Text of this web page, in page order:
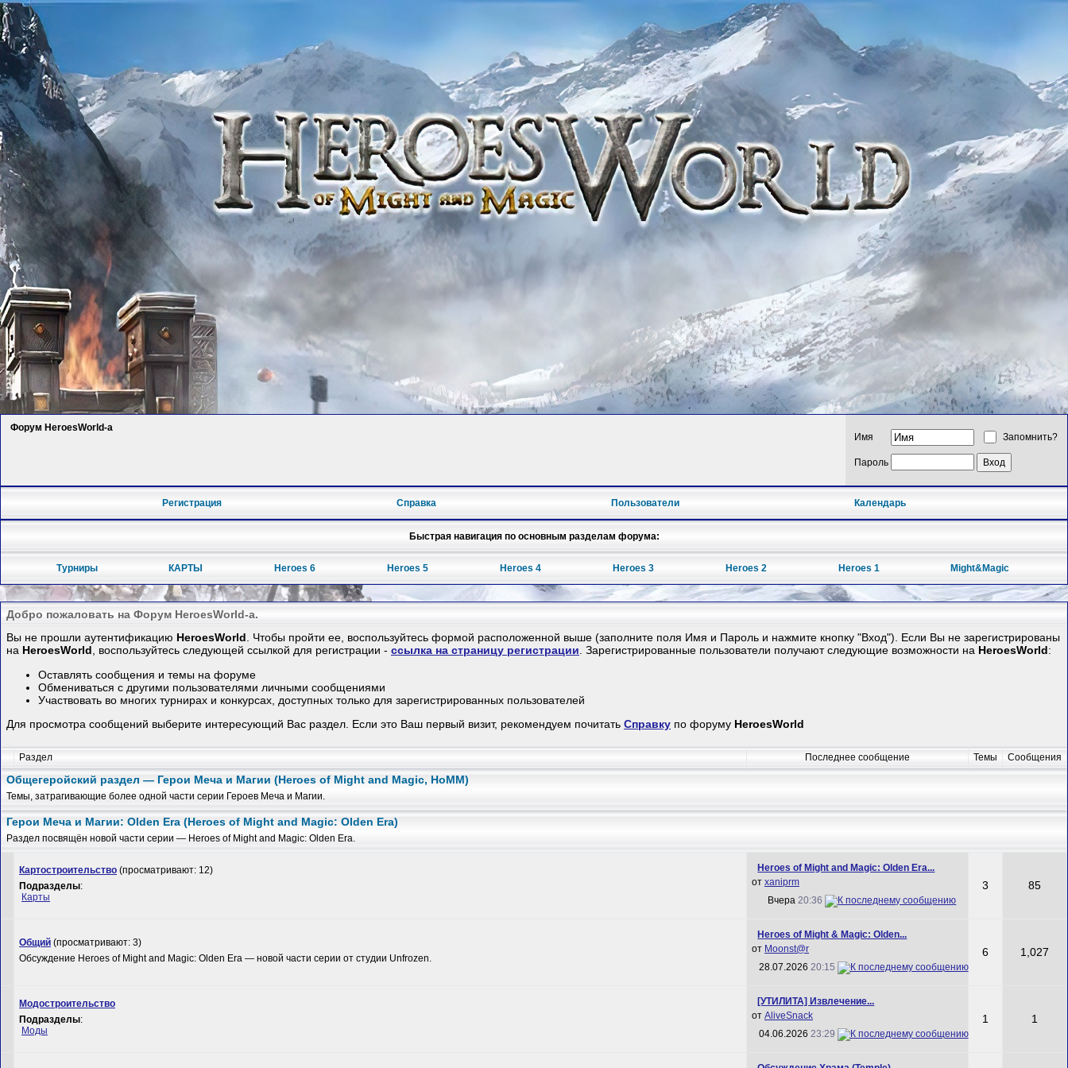
Форум HeroesWorld-а
Имя
Запомнить?
Пароль
Регистрация Справка Пользователи Календарь
Быстрая навигация по основным разделам форума:
Турниры КАРТЫ Heroes 6 Heroes 5 Heroes 4 Heroes 3 Heroes 2 Heroes 1 Might&Magic
Добро пожаловать на Форум HeroesWorld-а.
Вы не прошли аутентификацию HeroesWorld. Чтобы пройти ее, воспользуйтесь формой расположенной выше (заполните поля Имя и Пароль и нажмите кнопку "Вход"). Если Вы не зарегистрированы
на HeroesWorld, воспользуйтесь следующей ссылкой для регистрации - ссылка на страницу регистрации. Зарегистрированные пользователи получают следующие возможности на HeroesWorld:
Оставлять сообщения и темы на форуме
Обмениваться с другими пользователями личными сообщениями
Участвовать во многих турнирах и конкурсах, доступных только для зарегистрированных пользователей
Для просмотра сообщений выберите интересующий Вас раздел. Если это Ваш первый визит, рекомендуем почитать Справку по форуму HeroesWorld
Раздел Последнее сообщение Темы Сообщения
Общегеройский раздел — Герои Меча и Магии (Heroes of Might and Magic, HoMM)
Темы, затрагивающие более одной части серии Героев Меча и Магии.
Герои Меча и Магии: Olden Era (Heroes of Might and Magic: Olden Era)
Раздел посвящён новой части серии — Heroes of Might and Magic: Olden Era.
Картостроительство (просматривают: 12)
Подразделы:
Карты
Heroes of Might and Magic: Olden Era...
от xaniprm
Вчера 20:36
3 85
Общий (просматривают: 3)
Обсуждение Heroes of Might and Magic: Olden Era — новой части серии от студии Unfrozen.
Heroes of Might & Magic: Olden...
от Mооnst@r
28.07.2026 20:15
6 1,027
Модостроительство
Подразделы:
Моды
[УТИЛИТА] Извлечение...
от AliveSnack
04.06.2026 23:29
1 1